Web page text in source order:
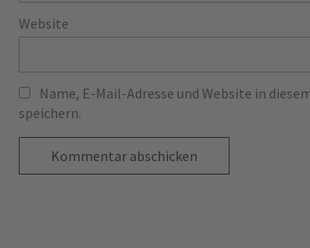
Website
Name, E-Mail-Adresse und Website in
speichern.